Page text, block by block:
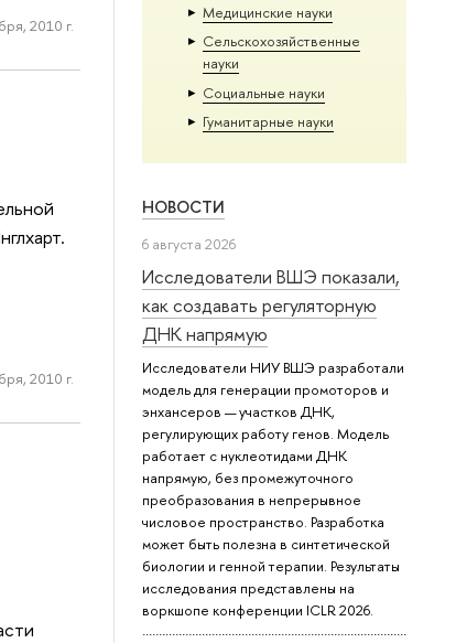
Медицинские науки
Сельскохозяйственные
науки
Социальные науки
Гуманитарные науки
НОВОСТИ
6 августа 2026
Исследователи ВШЭ показали,
как создавать регуляторную
ДНК напрямую
Исследователи НИУ ВШЭ разработали
модель для генерации промоторов и
энхансеров — участков ДНК,
регулирующих работу генов. Модель
работает с нуклеотидами ДНК
напрямую, без промежуточного
преобразования в непрерывное
числовое пространство. Разработка
может быть полезна в синтетической
биологии и генной терапии. Результаты
исследования представлены на
воркшопе конференции ICLR 2026.
2010 г.
2010 г.